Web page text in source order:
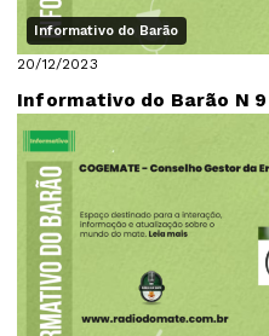
Informativo do Barão
20/12/2023
Informativo do Barão N 9